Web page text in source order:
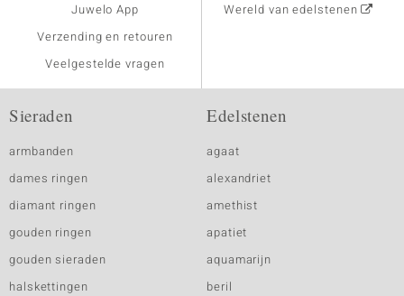
Juwelo App
Verzending en retouren
Veelgestelde vragen
Wereld van edelstenen
Sieraden
armbanden
dames ringen
diamant ringen
gouden ringen
gouden sieraden
halskettingen
Edelstenen
agaat
alexandriet
amethist
apatiet
aquamarijn
beril